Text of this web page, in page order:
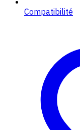
Compatibilité